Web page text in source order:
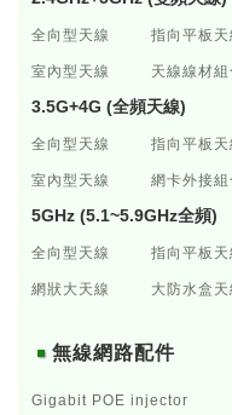
全向型天線 指向平板天
室內型天線 天線線材組
3.5G+4G (全頻天線)
全向型天線 指向平板天
室內型天線 網卡外接組
5GHz (5.1~5.9GHz全頻)
全向型天線 指向平板天
網狀大天線 大防水盒天
無線網路配件
Gigabit POE injector